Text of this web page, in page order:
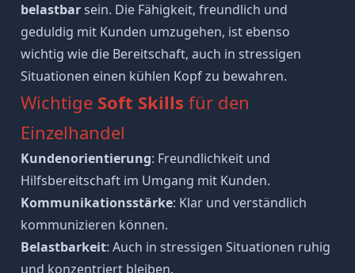
belastbarsein. Die Fähigkeit, freundlich und
geduldig mit Kunden umzugehen, ist ebenso
wichtig wie die Bereitschaft, auch in stressigen
Situationen einen kühlen Kopf zu bewahren.
Wichtige Soft Skills für den
Einzelhandel
Kundenorientierung: Freundlichkeit und
Hilfsbereitschaft im Umgang mit Kunden.
Kommunikationsstärke: Klar und verständlich
kommunizieren können.
Belastbarkeit: Auch in stressigen Situationen ruhig
und konzentriert bleiben.